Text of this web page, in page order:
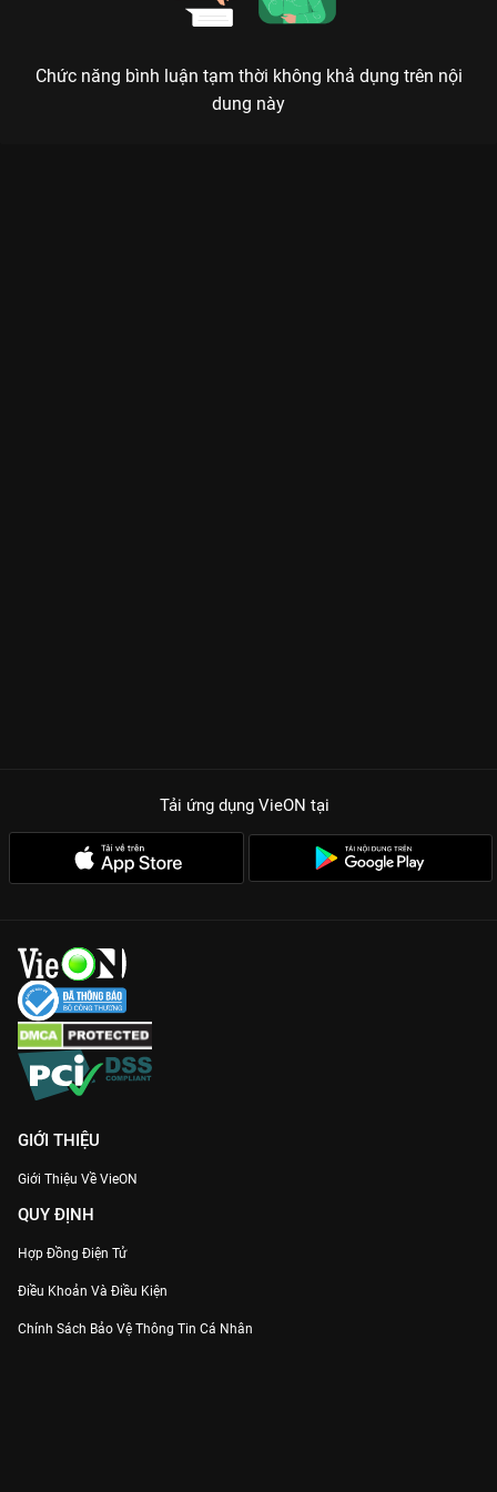
Chức năng bình luận tạm thời không khả dụng trên nội
dung này
Tải ứng dụng VieON tại
GIỚI THIỆU
Giới Thiệu Về VieON
QUY ĐỊNH
Hợp Đồng Điện Tử
Điều Khoản Và Điều Kiện
Chính Sách Bảo Vệ Thông Tin Cá Nhân